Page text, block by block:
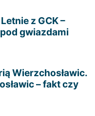
z GCK –
gwiazdami
Wierzchosławic.
– fakt czy